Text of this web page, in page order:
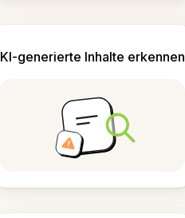
KI-generierte Inhalte erkennen